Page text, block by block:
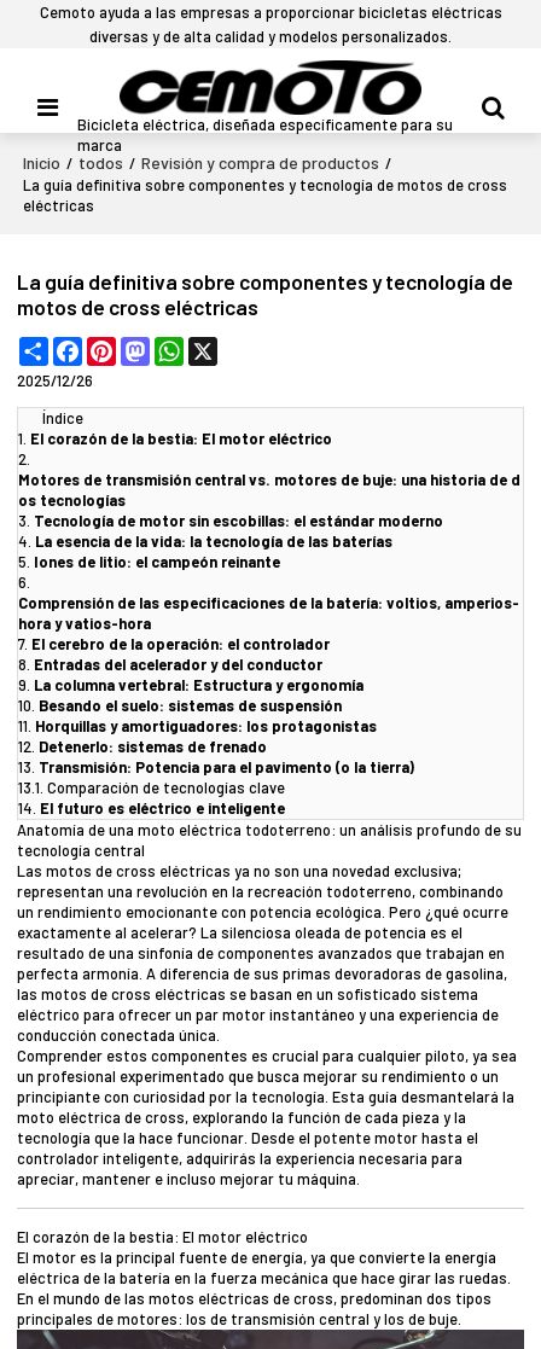
Cemoto ayuda a las empresas a proporcionar bicicletas eléctricas
diversas y de alta calidad y modelos personalizados.
Bicicleta eléctrica, diseñada específicamente para su
marca
Inicio / todos / Revisión y compra de productos /
La guía definitiva sobre componentes y tecnología de motos de cross
eléctricas
La guía definitiva sobre componentes y tecnología de
motos de cross eléctricas
Share FacebookPinterestMastodonWhatsApp
2025/12/26
Índice
1. El corazón de la bestia: El motor eléctrico
2.
Motores de transmisión central vs. motores de buje: una historia de d
os tecnologías
3. Tecnología de motor sin escobillas: el estándar moderno
4. La esencia de la vida: la tecnología de las baterías
5. Iones de litio: el campeón reinante
6.
Comprensión de las especificaciones de la batería: voltios, amperios-
hora y vatios-hora
7. El cerebro de la operación: el controlador
8. Entradas del acelerador y del conductor
9. La columna vertebral: Estructura y ergonomía
10. Besando el suelo: sistemas de suspensión
11. Horquillas y amortiguadores: los protagonistas
12. Detenerlo: sistemas de frenado
13. Transmisión: Potencia para el pavimento (o la tierra)
13.1.Comparación de tecnologías clave
14. El futuro es eléctrico e inteligente
Anatomía de una moto eléctrica todoterreno: un análisis profundo de su
tecnología central
Las motos de cross eléctricas ya no son una novedad exclusiva;
representan una revolución en la recreación todoterreno, combinando
un rendimiento emocionante con potencia ecológica. Pero ¿qué ocurre
exactamente al acelerar? La silenciosa oleada de potencia es el
resultado de una sinfonía de componentes avanzados que trabajan en
perfecta armonía. A diferencia de sus primas devoradoras de gasolina,
las motos de cross eléctricas se basan en un sofisticado sistema
eléctrico para ofrecer un par motor instantáneo y una experiencia de
conducción conectada única.
Comprender estos componentes es crucial para cualquier piloto, ya sea
un profesional experimentado que busca mejorar su rendimiento o un
principiante con curiosidad por la tecnología. Esta guía desmantelará la
moto eléctrica de cross, explorando la función de cada pieza y la
tecnología que la hace funcionar. Desde el potente motor hasta el
controlador inteligente, adquirirás la experiencia necesaria para
apreciar, mantener e incluso mejorar tu máquina.
El corazón de la bestia: El motor eléctrico
El motor es la principal fuente de energía, ya que convierte la energía
eléctrica de la batería en la fuerza mecánica que hace girar las ruedas.
En el mundo de las motos eléctricas de cross, predominan dos tipos
principales de motores: los de transmisión central y los de buje.